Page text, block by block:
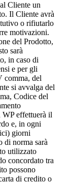
Cliente un
Il Cliente avrà
o rifiutarlo
motivazioni.
del Prodotto,
sarà
in caso di
e per gli
comma, del
si avvalga del
Codice del
WP effettuerà il
e, in ogni
giorni
di norma sarà
utilizzato
concordato tra
possono
di credito o